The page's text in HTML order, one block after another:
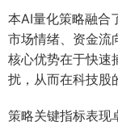
本AI量化策略融合
市场情绪、资金流
核心优势在于快速
扰，从而在科技股
策略关键指标表现